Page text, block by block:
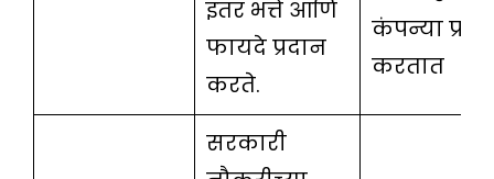
इतर भत्ते आणि
फायदे प्रदान
करते.
कंपन्या
करतात
सरकारी